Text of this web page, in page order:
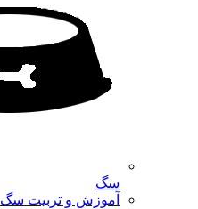
سگ
آموزش و تربیت سگ